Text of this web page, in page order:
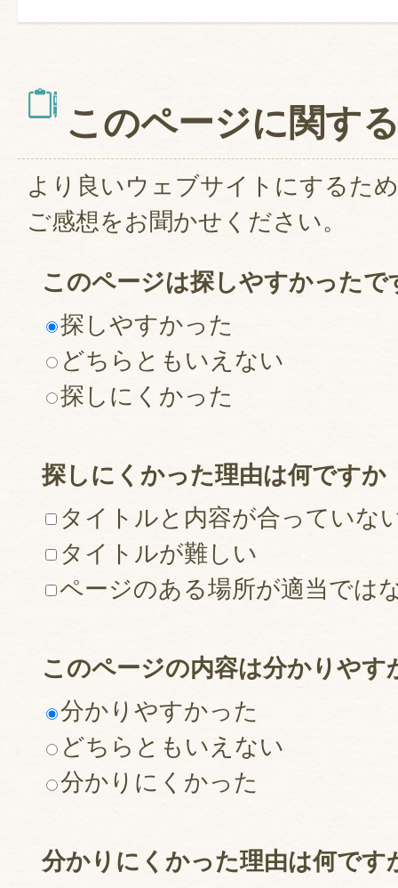
このページに関す
より良いウェブサイトにするた
ご感想をお聞かせください。
このページは探しやすかったで
探しやすかった
どちらともいえない
探しにくかった
探しにくかった理由は何ですか
タイトルと内容が合っていな
タイトルが難しい
ページのある場所が適当では
このページの内容は分かりやす
分かりやすかった
どちらともいえない
分かりにくかった
分かりにくかった理由は何です